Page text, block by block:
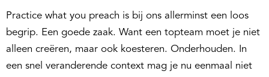
Practice what you preach is bij ons allerminst een loos
begrip. Een goede zaak. Want een topteam moet je niet
alleen creëren, maar ook koesteren. Onderhouden. In
een snel veranderende context mag je nu eenmaal niet